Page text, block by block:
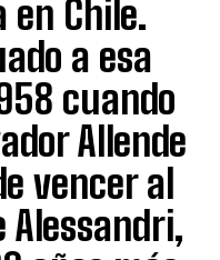
Chile.
a esa
cuando
Allende
vencer al